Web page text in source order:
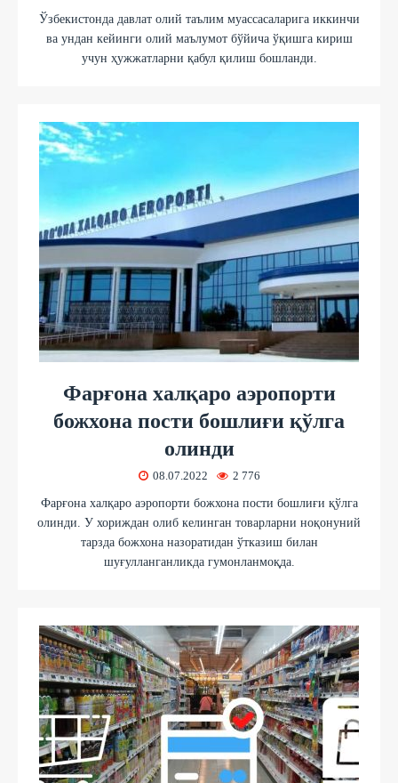
Ўзбекистонда давлат олий таълим муассасаларига иккинчи
ва ундан кейинги олий маълумот бўйича ўқишга кириш
учун ҳужжатларни қабул қилиш бошланди.
Фарғона халқаро аэропорти
божхона пости бошлиғи қўлга
олинди
08.07.2022 2 776
Фарғона халқаро аэропорти божхона пости бошлиғи қўлга
олинди. У хориждан олиб келинган товарларни ноқонуний
тарзда божхона назоратидан ўтказиш билан
шуғулланганликда гумонланмоқда.